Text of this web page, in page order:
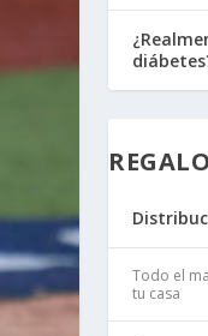
Todo el
tu casa